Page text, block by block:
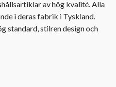
av hög kvalité. Alla
i deras fabrik i Tyskland.
standard, stilren design och